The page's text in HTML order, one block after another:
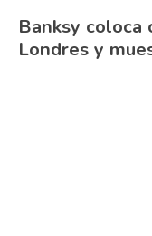
Banksy
Londres y